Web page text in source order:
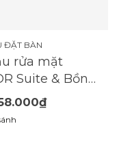
ĐẶT BÀN
rửa mặt
Suite & Bồn
Chậu rửa mặt
không có lỗ vòi